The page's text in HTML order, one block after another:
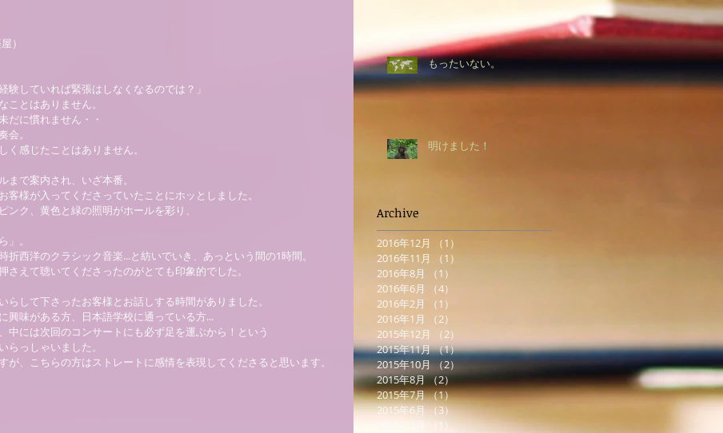
）
験していれば緊張はしなくなるのでは？」
ことはありません。
だに慣れません・・
会。
く感じたことはありません。
まで案内され、いざ本番。
客様が入ってくださっていたことにホッとしました。
ンク、黄色と緑の照明がホールを彩り、
」。
折西洋のクラシック音楽...と紡いでいき、あっという間の1時間。
さえて聴いてくださったのがとても印象的でした。
らして下さったお客様とお話しする時間がありました。
興味がある方、日本語学校に通っている方...
中には次回のコンサートにも必ず足を運ぶから！という
らっしゃいました。
が、こちらの方はストレートに感情を表現してくださると思います。
もったいない。
明けました！
Archive
2016年12月 （1）
2016年11月
（1）
2016年8月
（1）
2016年6月
（4）
2016年2月
（1）
2016年1月
（2）
2015年12月
（2）
2015年11月（1）1件の記事
2015年10月（2）2件の記事
2015年8月（2）2件の記事
2015年7月（1）1件の記事
2015年6月（3）3件の記事
2015年3月
（1）
1件の記事